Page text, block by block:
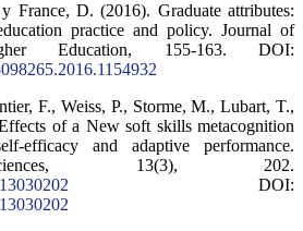
France, D. (2016). Graduate attributes:
practice and policy. Journal of
Education, 155-163. DOI:
F., Weiss, P., Storme, M., Lubart, T.,
of a New soft skills metacognition
efficacy and adaptive performance.
13(3), 202.
DOI: